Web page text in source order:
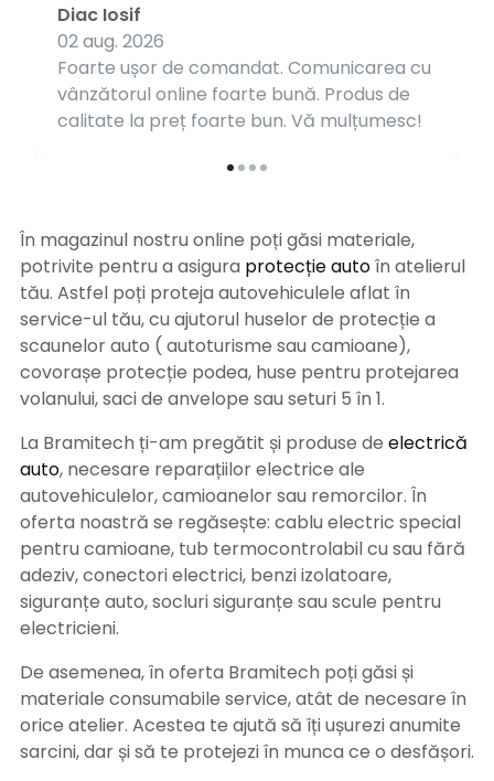
Foarte ușor de comandat. Comunicarea cu
vânzătorul online foarte bună. Produs de
calitate la preț foarte bun. Vă mulțumesc!
Diac Iosif
02 aug. 2026
În magazinul nostru online poți găsi materiale,
potrivite pentru a asigura protecție autoîn atelierul
tău. Astfel poți proteja autovehiculele aflat în
service-ul tău, cu ajutorul huselor de protecție a
scaunelor auto ( autoturisme sau camioane),
covorașe protecție podea, huse pentru protejarea
volanului, saci de anvelope sau seturi 5 în 1.
La Bramitech ți-am pregătit și produse de electrică
auto, necesare reparațiilor electrice ale
autovehiculelor, camioanelor sau remorcilor. În
oferta noastră se regăsește: cablu electric special
pentru camioane, tub termocontrolabil cu sau fără
adeziv, conectori electrici, benzi izolatoare,
siguranțe auto, socluri siguranțe sau scule pentru
electricieni.
De asemenea, în oferta Bramitech poți găsi și
materiale consumabile service, atât de necesare în
orice atelier. Acestea te ajută să îți ușurezi anumite
sarcini, dar și să te protejezi în munca ce o desfășori.